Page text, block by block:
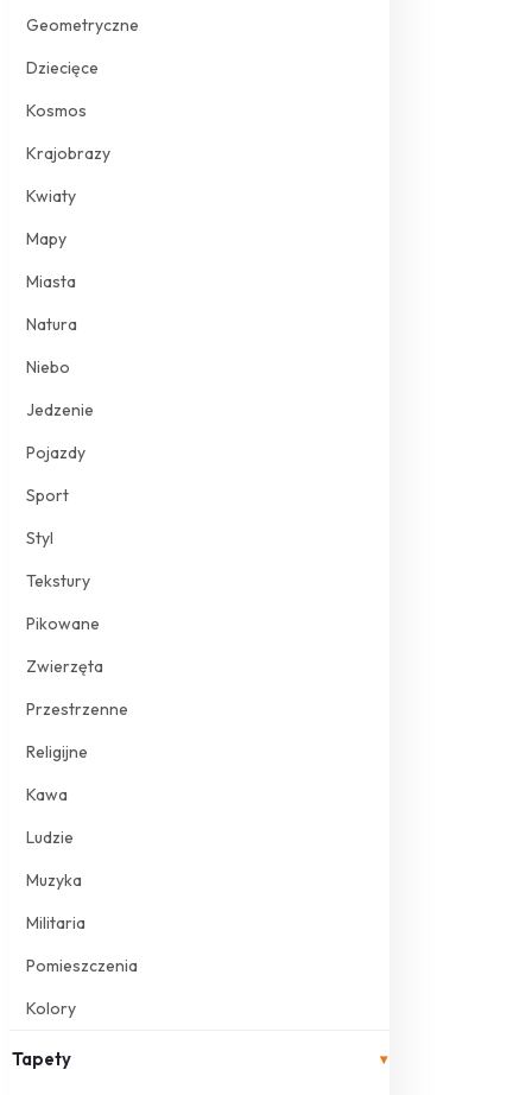
Geometryczne
Dziecięce
Kosmos
Krajobrazy
Kwiaty
Mapy
Miasta
Natura
Niebo
Jedzenie
Pojazdy
Sport
Styl
Tekstury
Pikowane
Zwierzęta
Przestrzenne
Religijne
Kawa
Ludzie
Muzyka
Militaria
Pomieszczenia
Kolory
Tapety ▾